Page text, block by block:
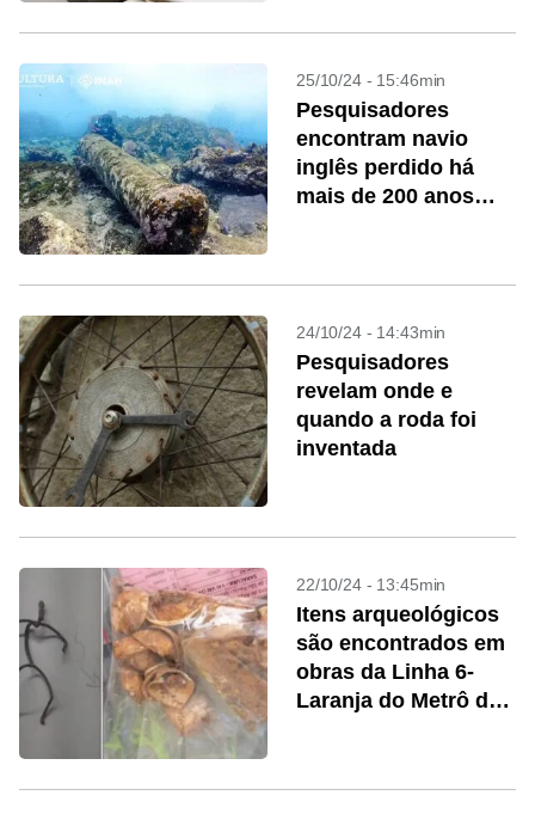
25/10/24 - 15:46min
Pesquisadores
encontram navio
inglês perdido há
mais de 200 anos
24/10/24 - 14:43min
Pesquisadores
revelam onde e
quando a roda foi
inventada
22/10/24 - 13:45min
Itens arqueológicos
são encontrados em
obras da Linha 6-
Laranja do Metrô de